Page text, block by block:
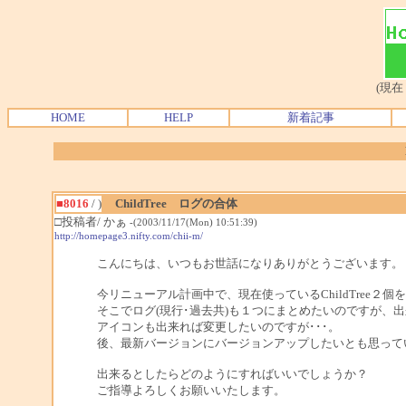
(現在
HOME HELP 新着記事
■8016 / )
ChildTree ログの合体
□投稿者/ かぁ -(2003/11/17(Mon) 10:51:39)
http://homepage3.nifty.com/chii-m/
こんにちは、いつもお世話になりありがとうございます。
今リニューアル計画中で、現在使っているChildTree２個
そこでログ(現行･過去共)も１つにまとめたいのですが、
アイコンも出来れば変更したいのですが･･･。
後、最新バージョンにバージョンアップしたいとも思って
出来るとしたらどのようにすればいいでしょうか？
ご指導よろしくお願いいたします。